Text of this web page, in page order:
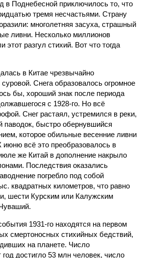
в Поднебесной приключилось то, что
тремя несчастьями. Страну
многолетняя засуха, страшный
ливни. Несколько миллионов
этот разгул стихий. Вот что тогда
в Китае чрезвычайно
Снега образовалось огромное
бы, хороший знак после периода
с 1928-го. Но всё
Снег растаял, устремился в реки,
паводок, быстро обернувшийся
которое обильные весенние ливни
июню всё это преобразовалось в
же Китай в дополнение накрыло
Последствия оказались
погребло под собой
квадратных километров, что равно
шести Курским или Калужским
1931-го находятся на первом
смертоносных стихийных бедствий,
на планете. Число
достигло 53 млн человек, число